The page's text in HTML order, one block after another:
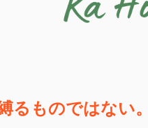
るものではない